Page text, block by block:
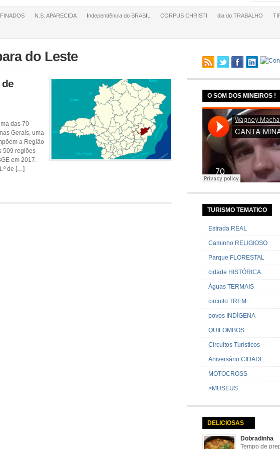
FINADOS N.S. APARECIDA Independência do BRASIL CORPUS CHRISTI dia do TRABALHO
do Leste
das 70
Gerais, uma
a Região
509 regiões
em 2017.
de […]
O SOM DOS MINEIROS !
TURISMO TEMATICO
Estrada REAL
Caminho RELIGIOSO
Parque FLORESTAL
cidade HISTÓRICA
Águas TERMAIS
circuito TREM
povos INDÍGENA
QUILOMBOS
Circuitos Turísticos
Aniversário CIDADE
MOTOCROSS
>MUSEUS
DELICIOSAS
Dobradinha
Tempo de